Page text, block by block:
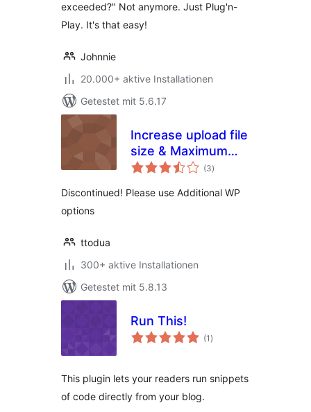
exceeded?" Not anymore. Just Plug'n-
Play. It's that easy!
Johnnie
20.000+ aktive Installationen
Getestet mit 5.6.17
Increase upload file
size & Maximum
Execution Time
(3Bewertungen
insgesamt
)
Discontinued! Please use Additional WP
options
ttodua
300+ aktive Installationen
Getestet mit 5.8.13
Run This!
(1 Bewertungen
insgesamt
)
This plugin lets your readers run snippets
of code directly from your blog.